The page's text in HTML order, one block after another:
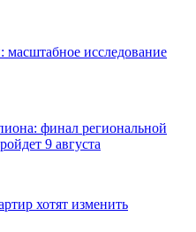
исследование
финал региональной
9 августа
хотят изменить